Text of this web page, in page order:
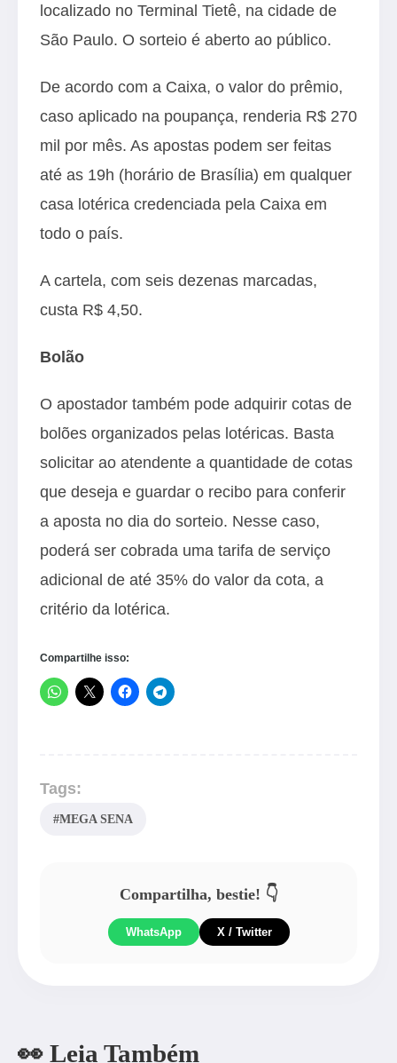
localizado no Terminal Tietê, na cidade de
São Paulo. O sorteio é aberto ao público.
De acordo com a Caixa, o valor do prêmio,
caso aplicado na poupança, renderia R$ 270
mil por mês. As apostas podem ser feitas
até as 19h (horário de Brasília) em qualquer
casa lotérica credenciada pela Caixa em
todo o país.
A cartela, com seis dezenas marcadas,
custa R$ 4,50.
Bolão
O apostador também pode adquirir cotas de
bolões organizados pelas lotéricas. Basta
solicitar ao atendente a quantidade de cotas
que deseja e guardar o recibo para conferir
a aposta no dia do sorteio. Nesse caso,
poderá ser cobrada uma tarifa de serviço
adicional de até 35% do valor da cota, a
critério da lotérica.
Compartilhe isso:
Tags:
#MEGA SENA
Compartilha, bestie! 👇
WhatsApp X / Twitter
👀 Leia Também